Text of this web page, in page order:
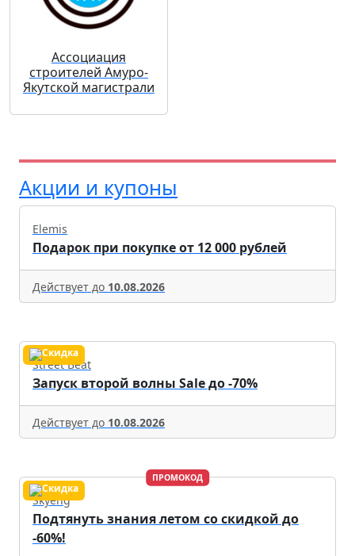
Ассоциация
строителей Амуро-
Якутской магистрали
Акции и купоны
Elemis
Подарок при покупке от 12 000 рублей
Действует до 10.08.2026
Street Beat
Запуск второй волны Sale до -70%
Действует до 10.08.2026
ПРОМОКОД
Skyeng
Подтянуть знания летом со скидкой до
-60%!